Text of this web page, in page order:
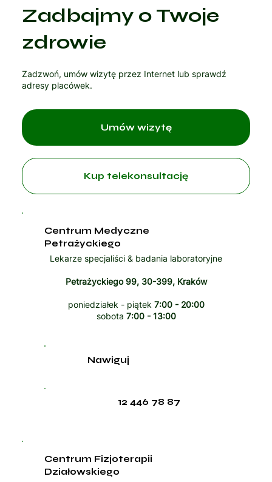
Zadbajmy o Twoje
zdrowie
Zadzwoń, umów wizytę przez Internet lub sprawdź
adresy placówek.
Kup telekonsultację
Centrum Medyczne
Petrażyckiego
Lekarze specjaliści & badania laboratoryjne
Petrażyckiego 99, 30-399, Kraków
poniedziałek - piątek 7:00 - 20:00
sobota 7:00 - 13:00
12 446 78 87
Nawiguj
Centrum Fizjoterapii
Działowskiego
Umów wizytę